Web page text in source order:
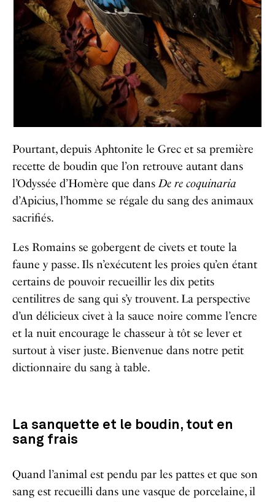
Pourtant, depuis Aphtonite le Grec et sa première
recette de boudin que l’on retrouve autant dans
l’Odyssée d’Homère que dansDe re coquinaria
d’Apicius, l’homme se régale du sang des animaux
sacrifiés.
Les Romains se gobergent de civets et toute la
faune y passe. Ils n’exécutent les proies qu’en étant
certains de pouvoir recueillir les dix petits
centilitres de sang qui s’y trouvent. La perspective
d’un délicieux civet à la sauce noire comme l’encre
et la nuit encourage le chasseur à tôt se lever et
surtout à viser juste. Bienvenue dans notre petit
dictionnaire du sang à table.
La sanquette et le boudin, tout en
sang frais
Quand l’animal est pendu par les pattes et que son
sang est recueilli dans une vasque de porcelaine, il